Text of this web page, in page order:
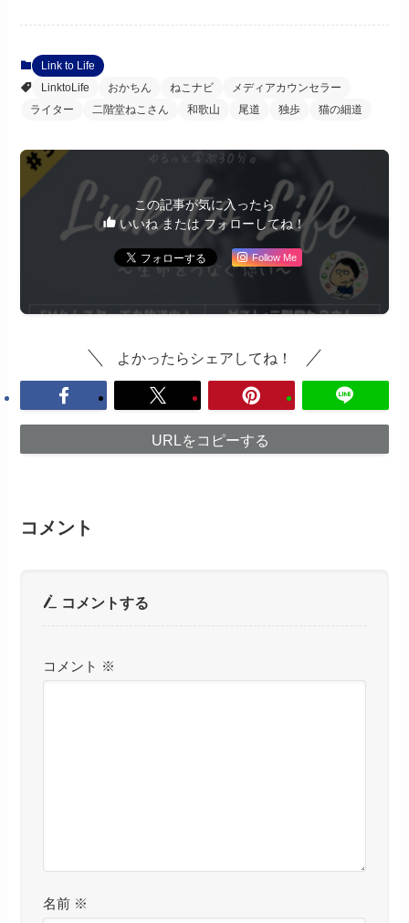
Link to Life
LinktoLife
おかちん ねこナビ
メディアカウンセラー
ライター
二階堂ねこさん 和歌山 尾道 独歩 猫の細道
この記事が気に入ったら
いいね または フォローしてね！
Follow Me
よかったらシェアしてね！
URLをコピーする
コメント
コメントする
コメント ※
名前 ※